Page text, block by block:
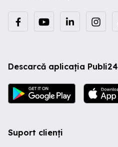
Descarcă aplicația Publi24
Suport clienți